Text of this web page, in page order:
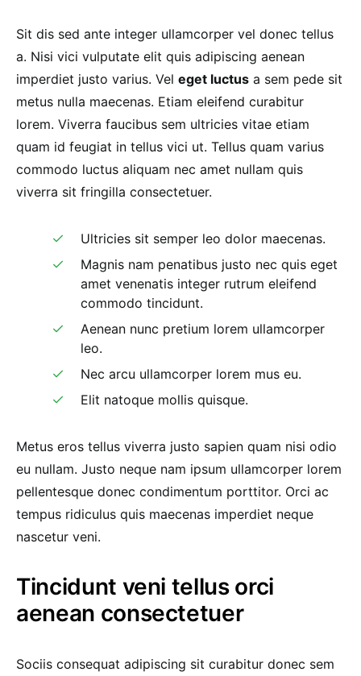
Sit dis sed ante integer ullamcorper vel donec tellus
a. Nisi vici vulputate elit quis adipiscing aenean
imperdiet justo varius. Vel eget luctus a sem pede sit
metus nulla maecenas. Etiam eleifend curabitur
lorem. Viverra faucibus sem ultricies vitae etiam
quam id feugiat in tellus vici ut. Tellus quam varius
commodo luctus aliquam nec amet nullam quis
viverra sit fringilla consectetuer.
Ultricies sit semper leo dolor maecenas.
Magnis nam penatibus justo nec quis eget
amet venenatis integer rutrum eleifend
commodo tincidunt.
Aenean nunc pretium lorem ullamcorper
leo.
Nec arcu ullamcorper lorem mus eu.
Elit natoque mollis quisque.
Metus eros tellus viverra justo sapien quam nisi odio
eu nullam. Justo neque nam ipsum ullamcorper lorem
pellentesque donec condimentum porttitor. Orci ac
tempus ridiculus quis maecenas imperdiet neque
nascetur veni.
Tincidunt veni tellus orci
aenean consectetuer
Sociis consequat adipiscing sit curabitur donec sem